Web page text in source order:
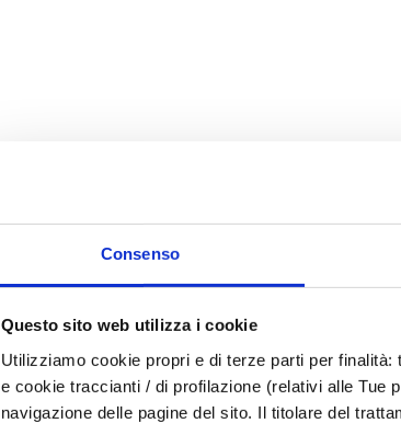
Consenso
Questo sito web utilizza i cookie
Utilizziamo cookie propri e di terze parti per
e cookie traccianti / di profilazione (relativi alle Tue
navigazione delle pagine del sito. Il titolare del